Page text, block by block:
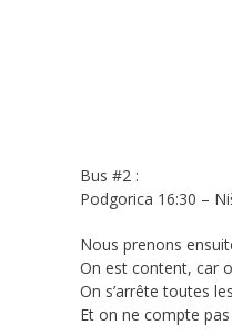
Bus #2 :
Podgorica 16:30 –
Nous prenons
On est content, car
On s’arrête toutes
Et on ne compte